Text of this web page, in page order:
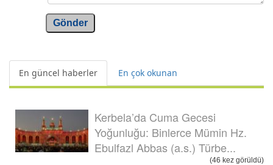
Gönder
En güncel haberler En çok okunan
Kerbela’da Cuma Gecesi
Yoğunluğu: Binlerce Mümin Hz.
Ebulfazl Abbas (a.s.) Türbe...
(46 kez görüldü)